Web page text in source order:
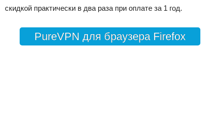
скидкой практически в два раза при оплате за 1 год.
PureVPN для браузера Firefox